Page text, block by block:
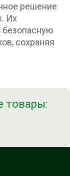
решение
Их
безопасную
сохраняя
товары: